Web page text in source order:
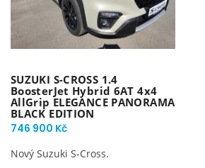
SUZUKI S-CROSS 1.4
BoosterJet Hybrid 6AT 4x4
AllGrip ELEGANCE PANORAMA
BLACK EDITION
746 900 Kč
Nový Suzuki S-Cross.